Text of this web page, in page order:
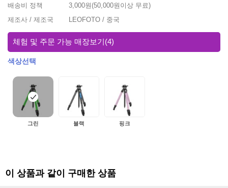
배송비 정책
3,000원(50,000원이상 무료)
제조사 / 제조국
LEOFOTO / 중국
체험 및 주문 가능 매장보기(4)
색상선택
그린 블랙 핑크
이 상품과 같이 구매한 상품